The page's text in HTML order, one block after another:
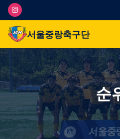
서울중랑축구단
순